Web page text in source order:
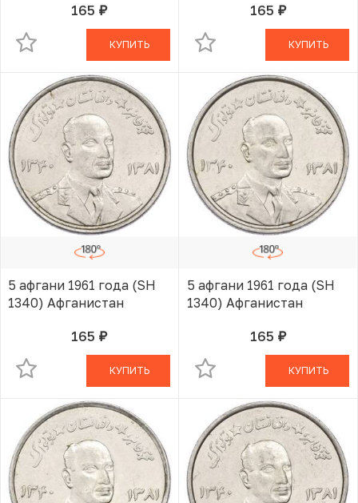
165 руб.В КОРЗИНЕ
КУПИТЬ
165 руб.В КОРЗИНЕ
КУПИТЬ
5 афгани 1961 года (SH
1340) Афганистан
165 руб.В КОРЗИНЕ
КУПИТЬ
5 афгани 1961 года (SH
1340) Афганистан
165 руб.В КОРЗИНЕ
КУПИТЬ